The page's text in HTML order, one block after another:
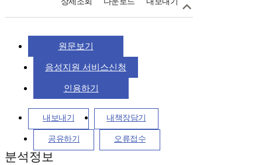
원문보기
음성지원 서비스신청
인용하기
내보내기 내책장담기
공유하기 오류접수
분석정보